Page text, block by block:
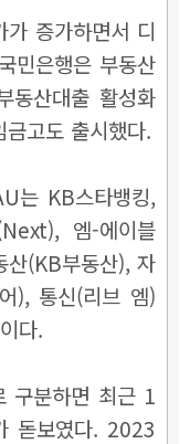
증가하면서 디
민은행은 부동산
동산대출 활성화
고도 출시했다.
는 KB스타뱅킹,
엠-에이블
(KB부동산), 자
), 통신(리브 엠)
다.
구분하면 최근 1
돋보였다. 2023